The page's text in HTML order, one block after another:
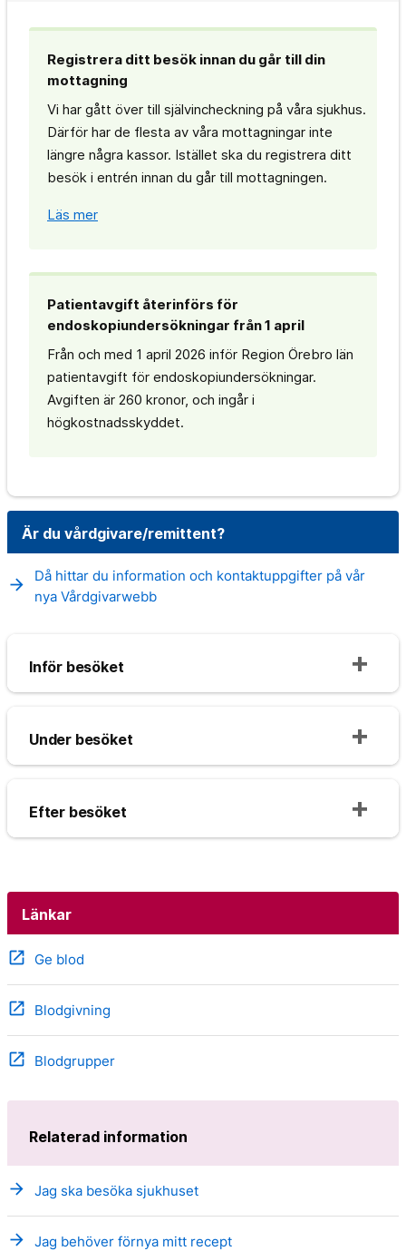
Registrera ditt besök innan du går till din
mottagning
Vi har gått över till självincheckning på våra sjukhus.
Därför har de flesta av våra mottagningar inte
längre några kassor. Istället ska du registrera ditt
besök i entrén innan du går till mottagningen.
Läs mer
Patientavgift återinförs för
endoskopiundersökningar från 1 april
Från och med 1 april 2026 inför Region Örebro län
patientavgift för endoskopiundersökningar.
Avgiften är 260 kronor, och ingår i
högkostnadsskyddet.
Är du vårdgivare/remittent?
arrow_forward
Då hittar du information och kontaktuppgifter på vår
nya Vårdgivarwebb
Inför besöket
Under besöket
Efter besöket
Länkar
open_in_new Ge blod
open_in_new Blodgivning
open_in_new Blodgrupper
Relaterad information
arrow_forward Jag ska besöka sjukhuset
arrow_forward Jag behöver förnya mitt recept